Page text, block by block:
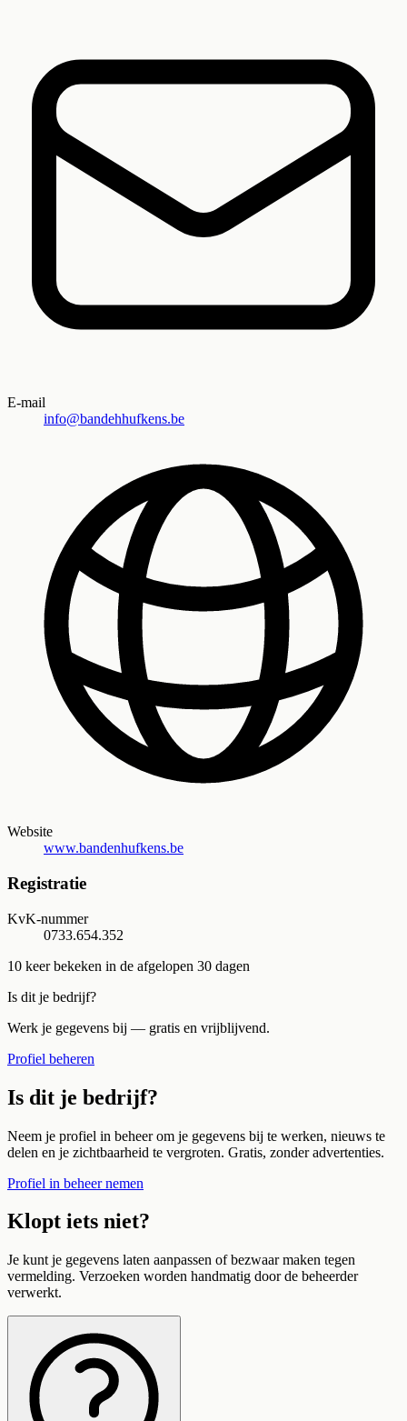
E-mail
info@bandehhufkens.be
Website
www.bandenhufkens.be
Registratie
KvK-nummer
0733.654.352
10 keer bekeken in de afgelopen 30 dagen
Is dit je bedrijf?
Werk je gegevens bij — gratis en vrijblijvend.
Profiel beheren
Is dit je bedrijf?
Neem je profiel in beheer om je gegevens bij te werken, nieuws te
delen en je zichtbaarheid te vergroten. Gratis, zonder advertenties.
Profiel in beheer nemen
Klopt iets niet?
Je kunt je gegevens laten aanpassen of bezwaar maken tegen
vermelding. Verzoeken worden handmatig door de beheerder
verwerkt.